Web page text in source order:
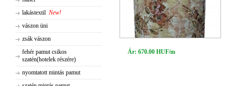
lakástextil New!
vászon üni
zsák vászon
fehér pamut csikos
szatén(hotelek részére)
nyomtatott mintás pamut
Ár: 670.00 HUF/m